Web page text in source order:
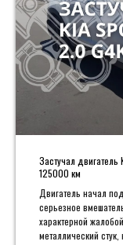
Застучал
125000 км
Двигатель начал
серьезное
характерной
металлический